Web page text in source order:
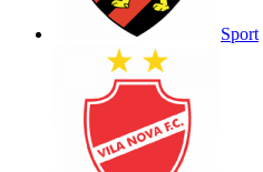
Sport